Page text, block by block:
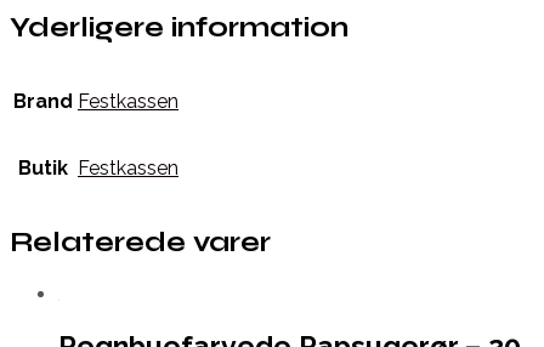
Yderligere information
Brand Festkassen
Butik Festkassen
Relaterede varer